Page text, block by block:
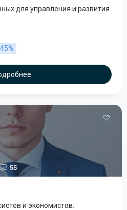
для управления и развития
45%
55
и экономистов.